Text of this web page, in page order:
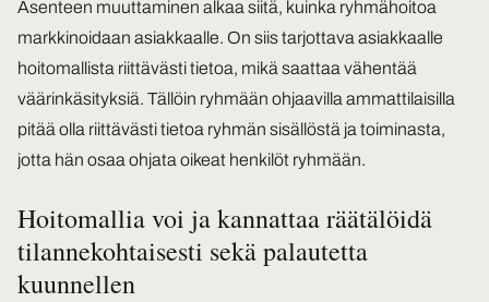
Asenteen muuttaminen alkaa siitä, kuinka ryhmähoitoa
markkinoidaan asiakkaalle. On siis tarjottava asiakkaalle
hoitomallista riittävästi tietoa, mikä saattaa vähentää
väärinkäsityksiä. Tällöin ryhmään ohjaavilla ammattilaisilla
pitää olla riittävästi tietoa ryhmän sisällöstä ja toiminasta,
jotta hän osaa ohjata oikeat henkilöt ryhmään.
Hoitomallia voi ja kannattaa räätälöidä
tilannekohtaisesti sekä palautetta
kuunnellen